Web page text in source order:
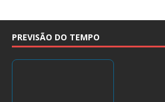
PREVISÃO DO TEMPO